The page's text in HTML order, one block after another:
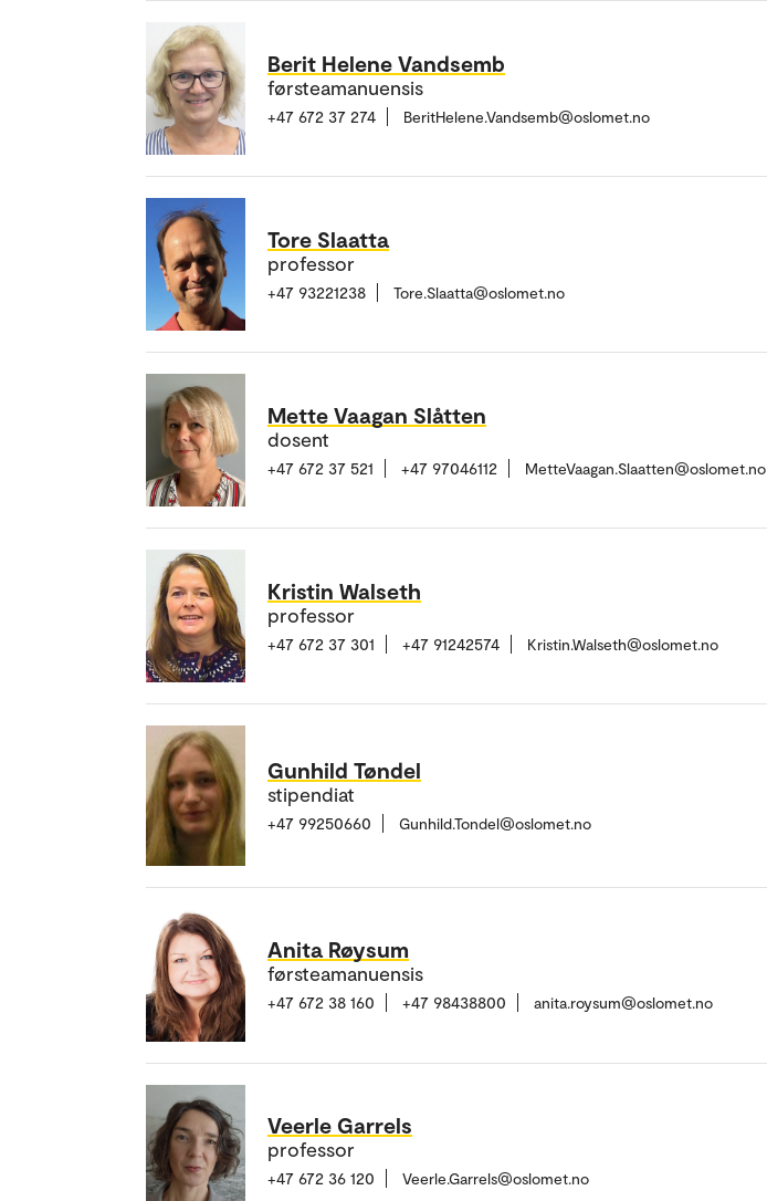
Berit Helene Vandsemb
førsteamanuensis
+47 672 37 274 BeritHelene.Vandsemb@oslomet.no
Tore Slaatta
professor
+47 93221238 Tore.Slaatta@oslomet.no
Mette Vaagan Slåtten
dosent
+47 672 37 521 +47 97046112 MetteVaagan.Slaatten@oslomet.no
Kristin Walseth
professor
+47 672 37 301 +47 91242574 Kristin.Walseth@oslomet.no
Gunhild Tøndel
stipendiat
+47 99250660 Gunhild.Tondel@oslomet.no
Anita Røysum
førsteamanuensis
+47 672 38 160 +47 98438800 anita.roysum@oslomet.no
Veerle Garrels
professor
+47 672 36 120 Veerle.Garrels@oslomet.no